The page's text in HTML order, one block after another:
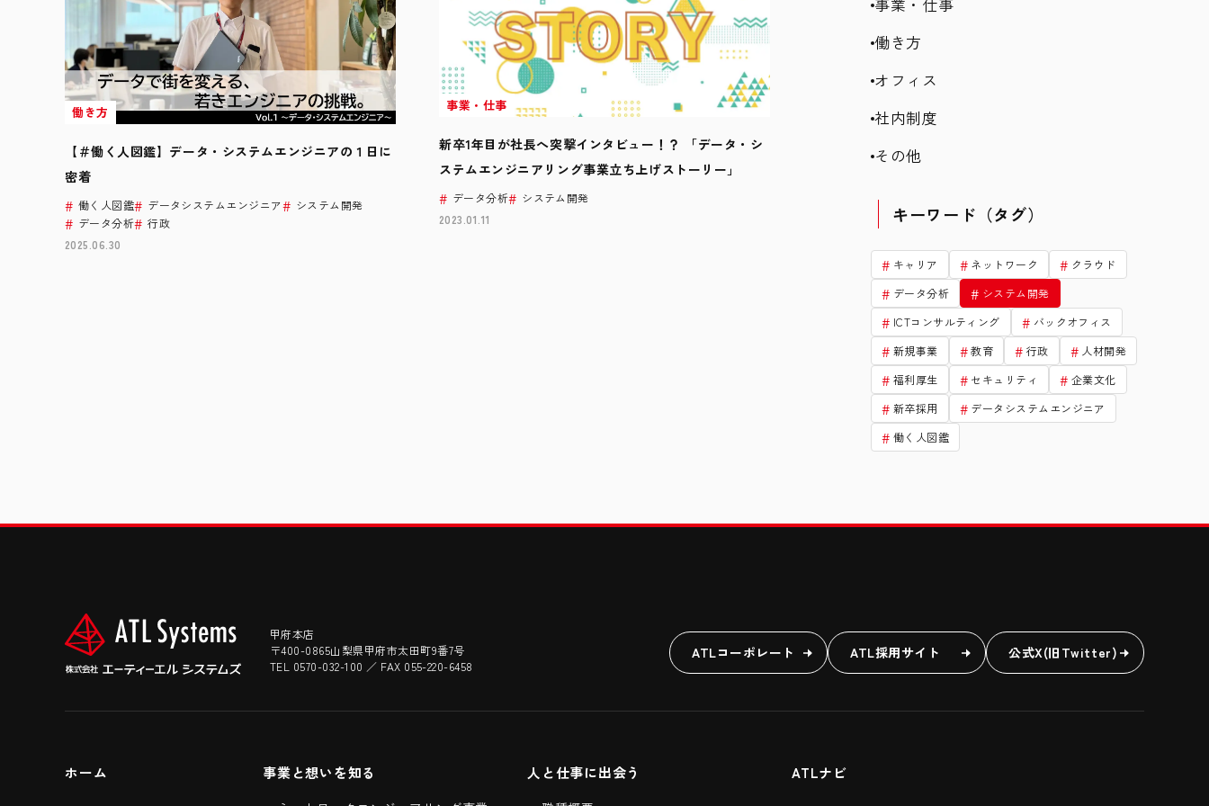
働き方
【＃働く人図鑑】データ・システムエンジニアの１日に
密着
働く人図鑑 データシステムエンジニア
システム開発
データ分析
行政
2025.06.30
事業・仕事
新卒1年目が社長へ突撃インタビュー！？ 「データ・シ
ステムエンジニアリング事業立ち上げストーリー」
データ分析
システム開発
2023.01.11
働き方
オフィス
社内制度
その他
キーワード（タグ）
キャリア ネットワーク
クラウド
データ分析
システム開発
ICTコンサルティング
バックオフィス
新規事業
教育 行政
人材開発
福利厚生
セキュリティ
企業文化
新卒採用
データシステムエンジニア
働く人図鑑
甲府本店
〒400-0865山梨県甲府市太田町9番7号
TEL 0570-032-100 ／ FAX 055-220-6458
ATLコーポレート ATL採用サイト 公式X(旧Twitter)
ホーム 事業と想いを知る 人と仕事に出会う ATLナビ